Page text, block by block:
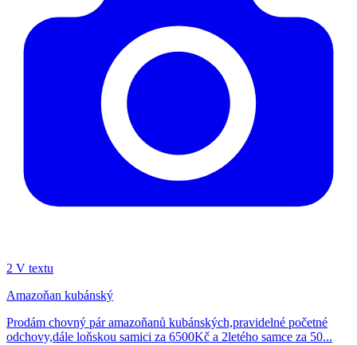
2 V textu
Amazoňan kubánský
Prodám chovný pár amazoňanů kubánských,pravidelné početné
odchovy,dále loňskou samici za 6500Kč a 2letého samce za 50...